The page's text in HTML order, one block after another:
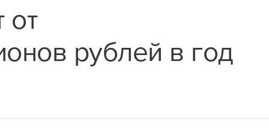
от
рублей в год